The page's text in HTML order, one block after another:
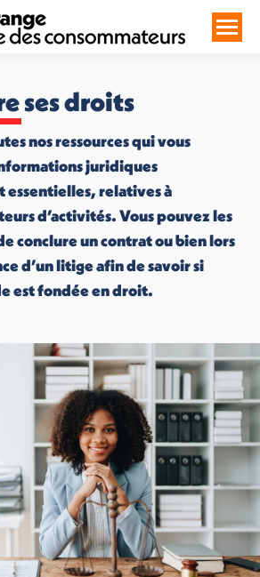
ses droits
nos ressources qui vous
juridiques
relatives à
d’activités. Vous pouvez les
conclure un contrat ou bien lors
d’un litige afin de savoir si
est fondée en droit.